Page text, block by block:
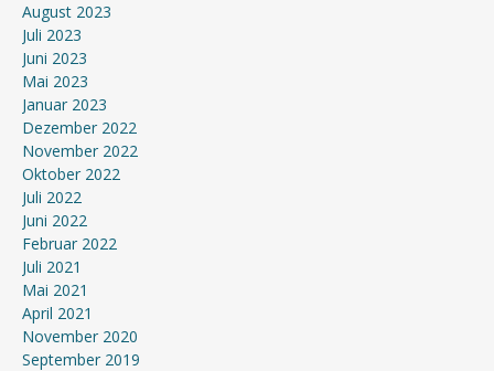
August 2023
Juli 2023
Juni 2023
Mai 2023
Januar 2023
Dezember 2022
November 2022
Oktober 2022
Juli 2022
Juni 2022
Februar 2022
Juli 2021
Mai 2021
April 2021
November 2020
September 2019